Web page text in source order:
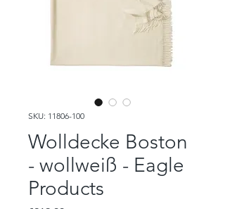
SKU: 11806-100
Wolldecke Boston
- wollweiß - Eagle
Products